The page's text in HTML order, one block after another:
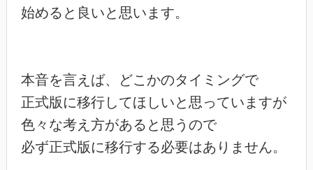
始めると良いと思います。
本音を言えば、どこかのタイミングで
正式版に移行してほしいと思っていますが
色々な考え方があると思うので
必ず正式版に移行する必要はありません。